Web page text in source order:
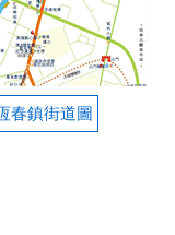
春鎮街道圖